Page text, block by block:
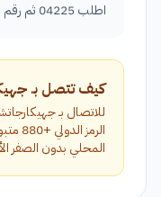
اطلب 04225 ثم رقم الهاتف.
كيف تتصل بـ
للاتصال بـ
المحلي بدون الصفر